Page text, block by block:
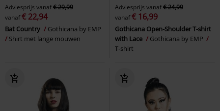
Adviesprijs vanaf€ 29,99
vanaf€ 22,94
Bat Country
Gothicana by EMP
Shirt met lange mouwen
Adviesprijs vanaf€ 24,99
vanaf€ 16,99
Gothicana Open-Shoulder T-shirt
with Lace
Gothicana by EMP
T-shirt